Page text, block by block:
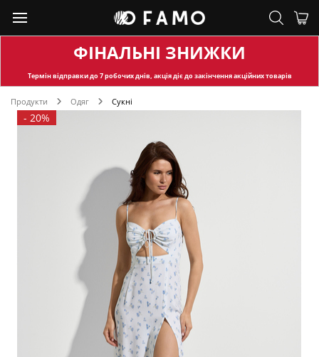
ФІНАЛЬНІ ЗНИЖКИ
Термін відправкидо 7 робочих днів, акція діє до закінчення акційних товарів
Продукти Одяг Сукні
- 20%